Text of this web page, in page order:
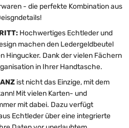
- die perfekte Kombination aus
Hochwertiges Echtleder und
machen den Ledergeldbeutel
Hingucker. Dank der vielen Fächern
in Ihrer Handtasche.
ist nicht das Einzige, mit dem
Mit vielen Karten- und
mit dabei. Dazu verfügt
Echtleder über eine integrierte